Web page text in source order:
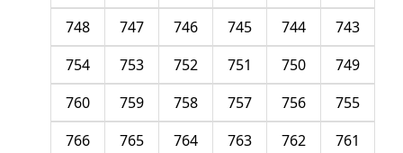
743
744
745
746
747
748
749
750
751
752
753
754
755
756
757
758
759
760
761
762
763
764
765
766